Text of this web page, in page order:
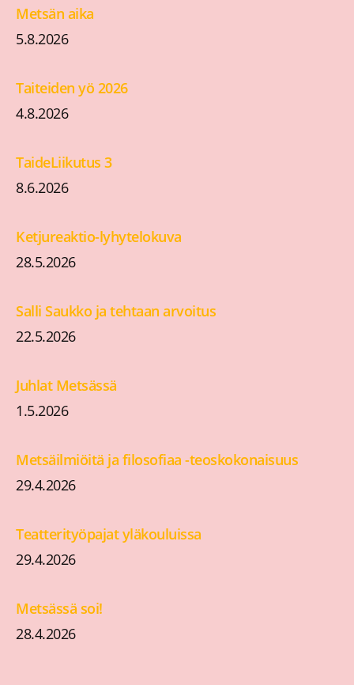
Metsän aika
5.8.2026
Taiteiden yö 2026
4.8.2026
TaideLiikutus 3
8.6.2026
Ketjureaktio-lyhytelokuva
28.5.2026
Salli Saukko ja tehtaan arvoitus
22.5.2026
Juhlat Metsässä
1.5.2026
Metsäilmiöitä ja filosofiaa -teoskokonaisuus
29.4.2026
Teatterityöpajat yläkouluissa
29.4.2026
Metsässä soi!
28.4.2026